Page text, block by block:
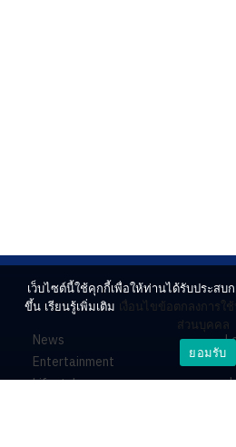
News
Entertainment
Lifestyle
ร่
เว็บไซต์นี้ใช้คุกกี้เพื่อให้ท่านได้รับประสบ
ขึ้น เรียนรู้เพิ่มเติม เงื่อนไขข้อตกลงการใ
ส่วนบุคคล
ยอมรับ